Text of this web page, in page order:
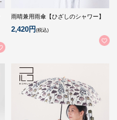
雨晴兼用雨傘【ひざしのシャワー】
2,420円(税込)